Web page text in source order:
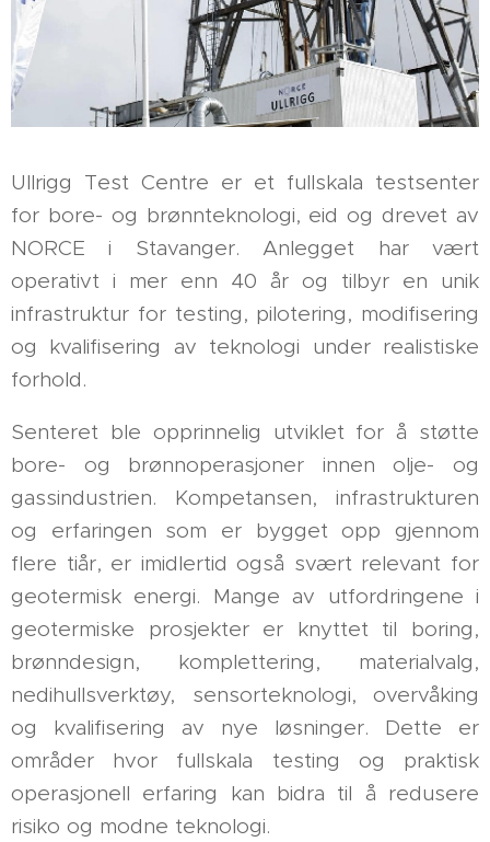
Ullrigg Test Centre er et fullskala testsenter
for bore- og brønnteknologi, eid og drevet av
NORCE i Stavanger. Anlegget har vært
operativt i mer enn 40 år og tilbyr en unik
infrastruktur for testing, pilotering, modifisering
og kvalifisering av teknologi under realistiske
forhold.
Senteret ble opprinnelig utviklet for å støtte
bore- og brønnoperasjoner innen olje- og
gassindustrien. Kompetansen, infrastrukturen
og erfaringen som er bygget opp gjennom
flere tiår, er imidlertid også svært relevant for
geotermisk energi. Mange av utfordringene i
geotermiske prosjekter er knyttet til boring,
brønndesign, komplettering, materialvalg,
nedihullsverktøy, sensorteknologi, overvåking
og kvalifisering av nye løsninger. Dette er
områder hvor fullskala testing og praktisk
operasjonell erfaring kan bidra til å redusere
risiko og modne teknologi.